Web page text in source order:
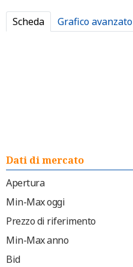
Scheda Grafico avanzato
Dati di mercato
Apertura
Min-Max oggi
Prezzo di riferimento
Min-Max anno
Bid